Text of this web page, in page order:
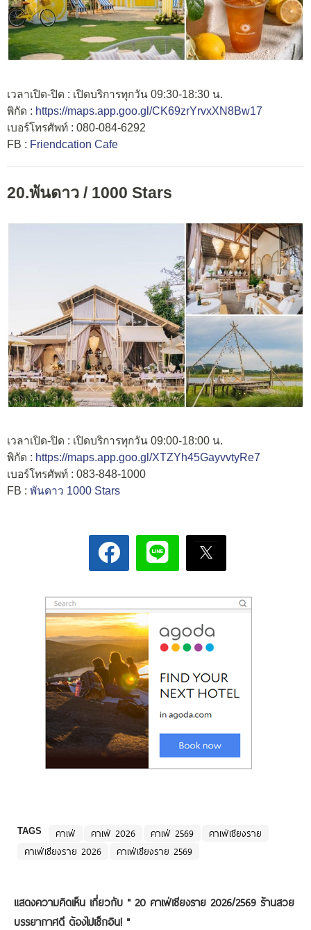
เวลาเปิด-ปิด : เปิดบริการทุกวัน 09:30-18:30 น.
พิกัด : https://maps.app.goo.gl/CK69zrYrvxXN8Bw17
เบอร์โทรศัพท์ : 080-084-6292
FB : Friendcation Cafe
20.พันดาว / 1000 Stars
เวลาเปิด-ปิด : เปิดบริการทุกวัน 09:00-18:00 น.
พิกัด : https://maps.app.goo.gl/XTZYh45GayvvtyRe7
เบอร์โทรศัพท์ : 083-848-1000
FB : พันดาว 1000 Stars
TAGS คาเฟ่ คาเฟ่ 2026 คาเฟ่ 2569
คาเฟ่เชียงราย
คาเฟ่เชียงราย 2026
คาเฟ่เชียงราย 2569
แสดงความคิดเห็น เกี่ยวกับ " 20 คาเฟ่เชียงราย 2026/2569 ร้านสวย
บรรยากาศดี ต้องไปเช็กอิน! "